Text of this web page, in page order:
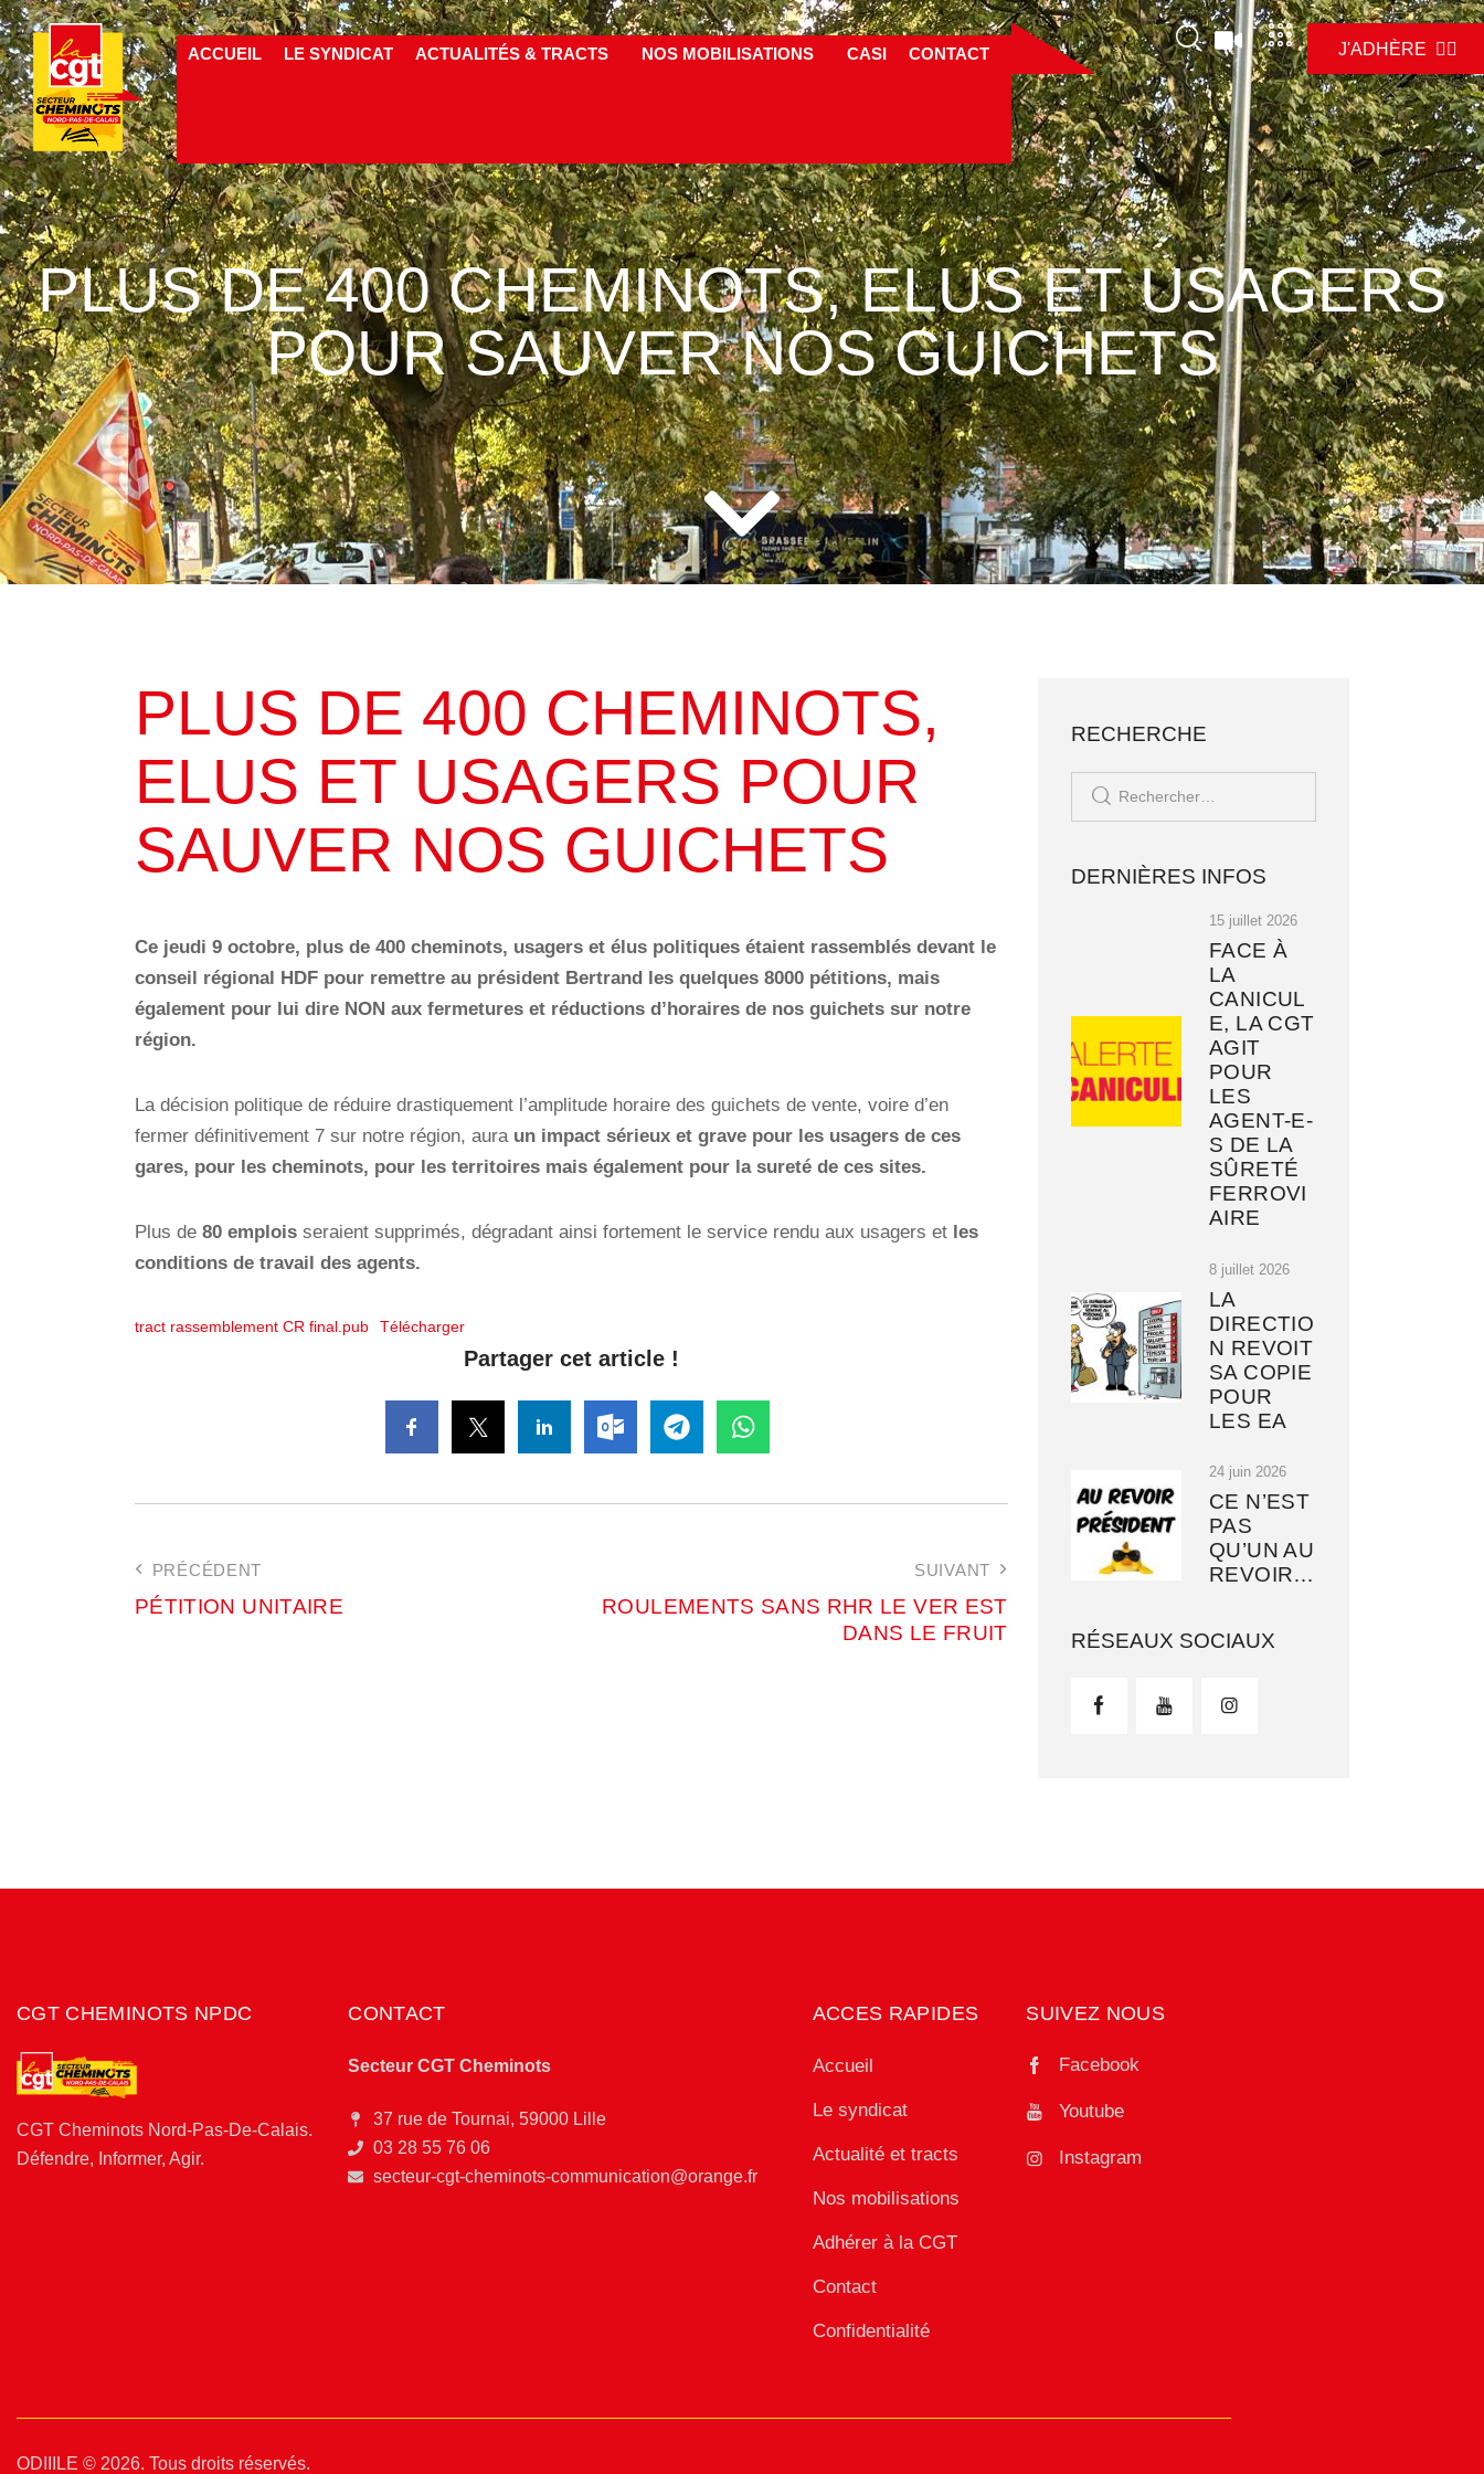
ACCUEIL LE SYNDICAT ACTUALITÉS & TRACTS NOS MOBILISATIONS CASI CONTACT J'ADHÈRE ✊🏼
PLUS DE 400 CHEMINOTS, ELUS ET USAGERS
POUR SAUVER NOS GUICHETS
PLUS DE 400 CHEMINOTS,
ELUS ET USAGERS POUR
SAUVER NOS GUICHETS
Ce jeudi 9 octobre, plus de 400 cheminots, usagers et élus politiques étaient rassemblés devant le
conseil régional HDF pour remettre au président Bertrand les quelques 8000 pétitions, mais
également pour lui dire NON aux fermetures et réductions d’horaires de nos guichets sur notre
région.
La décision politique de réduire drastiquement l’amplitude horaire des guichets de vente, voire d’en
fermer définitivement 7 sur notre région, aura un impact sérieux et grave pour les usagers de ces
gares, pour les cheminots, pour les territoires mais également pour la sureté de ces sites.
Plus de 80 emplois seraient supprimés, dégradant ainsi fortement le service rendu aux usagers et les
conditions de travail des agents.
tract rassemblement CR final.pub Télécharger
Partager cet article !
PRÉCÉDENT
PÉTITION UNITAIRE
SUIVANT
ROULEMENTS SANS RHR LE VER EST
DANS LE FRUIT
RECHERCHE
DERNIÈRES INFOS
15 juillet 2026
FACE À
LA
CANICUL
E, LA CGT
AGIT
POUR
LES
AGENT-E-
S DE LA
SÛRETÉ
FERROVI
AIRE
8 juillet 2026
LA
DIRECTIO
N REVOIT
SA COPIE
POUR
LES EA
24 juin 2026
CE N’EST
PAS
QU’UN AU
REVOIR…
RÉSEAUX SOCIAUX
CGT CHEMINOTS NPDC
CGT Cheminots Nord-Pas-De-Calais.
Défendre, Informer, Agir.
CONTACT
Secteur CGT Cheminots
37 rue de Tournai, 59000 Lille
03 28 55 76 06
secteur-cgt-cheminots-communication@orange.fr
ACCES RAPIDES
Accueil
Le syndicat
Actualité et tracts
Nos mobilisations
Adhérer à la CGT
Contact
Confidentialité
SUIVEZ NOUS
Facebook
Youtube
Instagram
ODIIILE © 2026. Tous droits réservés.